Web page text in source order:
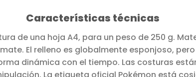
Características técnicas
de una hoja A4, para un peso de 250 g.
El relleno es globalmente esponjoso,
dinámica con el tiempo. Las costuras